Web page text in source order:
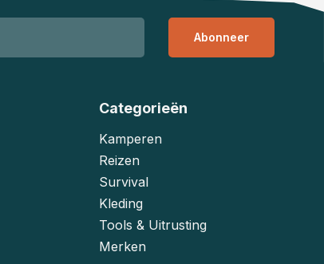
Abonneer
Categorieën
Kamperen
Reizen
Survival
Kleding
Tools & Uitrusting
Merken